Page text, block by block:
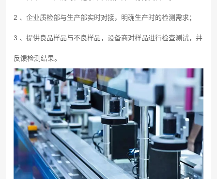
2 、企业质检部与生产部实时对接，明确生产时的检测需求；
3 、提供良品样品与不良样品，设备商对样品进行检查测试，并
反馈检测结果。